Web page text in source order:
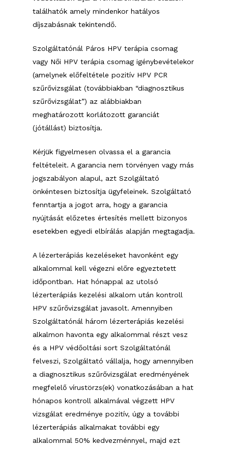
találhatók amely mindenkor hatályos
díjszabásnak tekintendő.
Szolgáltatónál Páros HPV terápia csomag
vagy Női HPV terápia csomag igénybevételekor
(amelynek előfeltétele pozitív HPV PCR
szűrővizsgálat (továbbiakban “diagnosztikus
szűrővizsgálat”) az alábbiakban
meghatározott korlátozott garanciát
(jótállást) biztosítja.
Kérjük figyelmesen olvassa el a garancia
feltételeit. A garancia nem törvényen vagy más
jogszabályon alapul, azt Szolgáltató
önkéntesen biztosítja ügyfeleinek. Szolgáltató
fenntartja a jogot arra, hogy a garancia
nyújtását előzetes értesítés mellett bizonyos
esetekben egyedi elbírálás alapján megtagadja.
A lézerterápiás kezeléseket havonként egy
alkalommal kell végezni előre egyeztetett
időpontban. Hat hónappal az utolsó
lézerterápiás kezelési alkalom után kontroll
HPV szűrővizsgálat javasolt. Amennyiben
Szolgáltatónál három lézerterápiás kezelési
alkalmon havonta egy alkalommal részt vesz
és a HPV védőoltási sort Szolgáltatónál
felveszi, Szolgáltató vállalja, hogy amennyiben
a diagnosztikus szűrővizsgálat eredményének
megfelelő vírustörzs(ek) vonatkozásában a hat
hónapos kontroll alkalmával végzett HPV
vizsgálat eredménye pozitív, úgy a további
lézerterápiás alkalmakat további egy
alkalommal 50% kedvezménnyel, majd ezt